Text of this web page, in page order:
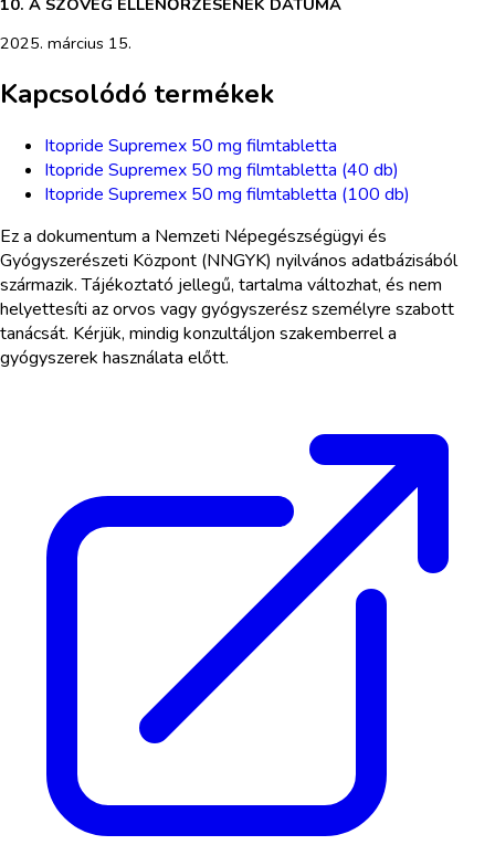
10. A SZÖVEG ELLENŐRZÉSÉNEK DÁTUMA
2025. március 15.
Kapcsolódó termékek
Itopride Supremex 50 mg filmtabletta
Itopride Supremex 50 mg filmtabletta (40 db)
Itopride Supremex 50 mg filmtabletta (100 db)
Ez a dokumentum a Nemzeti Népegészségügyi és
Gyógyszerészeti Központ (NNGYK) nyilvános adatbázisából
származik. Tájékoztató jellegű, tartalma változhat, és nem
helyettesíti az orvos vagy gyógyszerész személyre szabott
tanácsát. Kérjük, mindig konzultáljon szakemberrel a
gyógyszerek használata előtt.